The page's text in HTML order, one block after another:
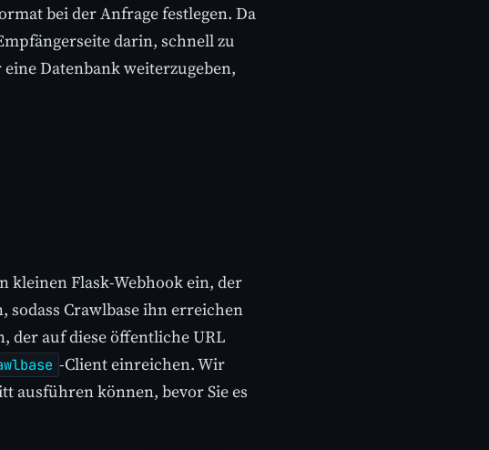
bei der Anfrage festlegen. Da
darin, schnell zu
Datenbank weiterzugeben,
kleinen Flask-Webhook ein, der
Crawlbase ihn erreichen
der auf diese öffentliche URL
-Client einreichen. Wir
ausführen können, bevor Sie es